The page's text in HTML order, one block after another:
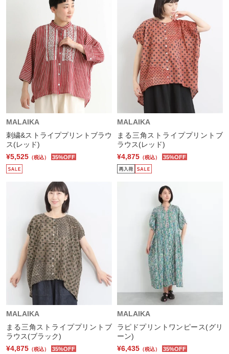
MALAIKA
刺繍&ストライププリントブラウ
ス(レッド)
¥5,525 （税込） 35%OFF
MALAIKA
まる三角ストライププリントブ
ラウス(レッド)
¥4,875 （税込） 35%OFF
MALAIKA
まる三角ストライププリントブ
ラウス(ブラック)
¥4,875 （税込） 35%OFF
MALAIKA
ラピドプリントワンピース(グリ
ーン)
¥6,435 （税込） 35%OFF